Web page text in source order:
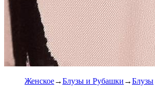
Женское Блузы и Рубашки Блузы